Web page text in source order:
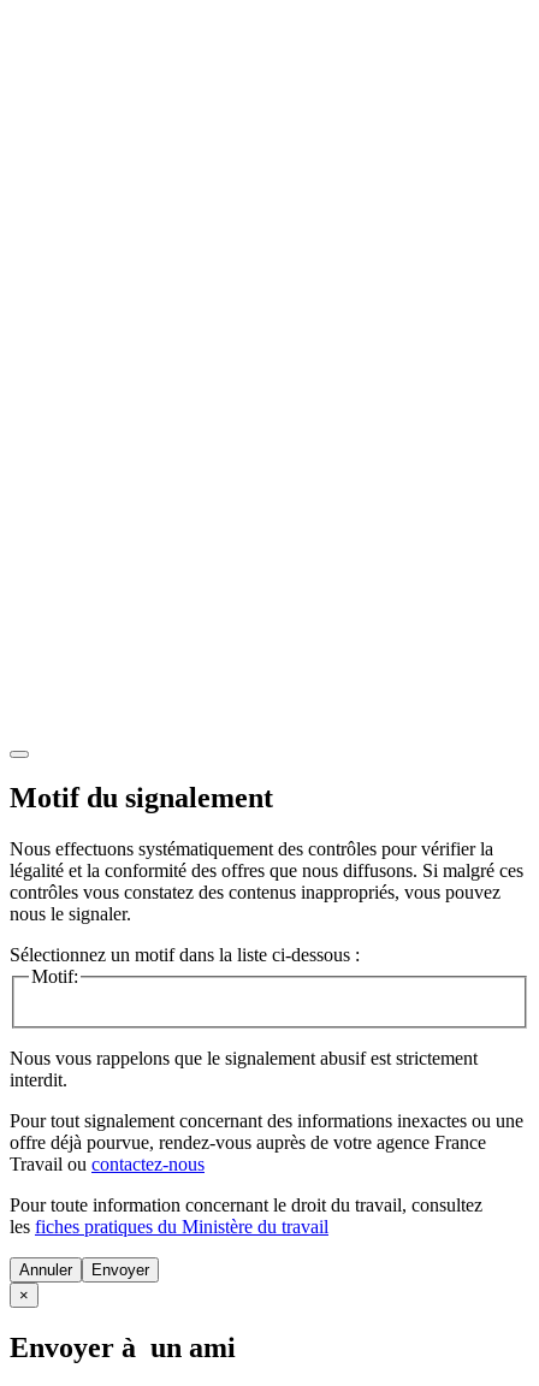
Motif du signalement
Nous effectuons systématiquement des contrôles pour vérifier la
légalité et la conformité des offres que nous diffusons. Si malgré ces
contrôles vous constatez des contenus inappropriés, vous pouvez
nous le signaler.
Sélectionnez un motif dans la liste ci-dessous :
Motif:
Nous vous rappelons que le signalement abusif est strictement
interdit.
Pour tout signalement concernant des informations inexactes ou une
offre déjà pourvue, rendez-vous auprès de votre agence France
Travail ou contactez-nous
Pour toute information concernant le droit du travail, consultez
les fiches pratiques du Ministère du travail
Annuler
×
Envoyer à un ami